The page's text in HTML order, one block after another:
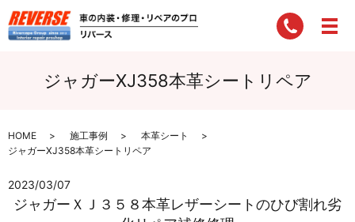
ジャガーXJ358本革シートリペア
HOME 施工事例
本革シート
ジャガーXJ358本革シートリペア
2023/03/07
ジャガーＸＪ３５８本革レザーシートのひび割れ劣